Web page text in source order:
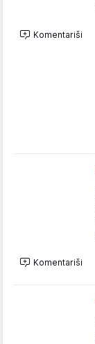
Komentariši
Komentariši